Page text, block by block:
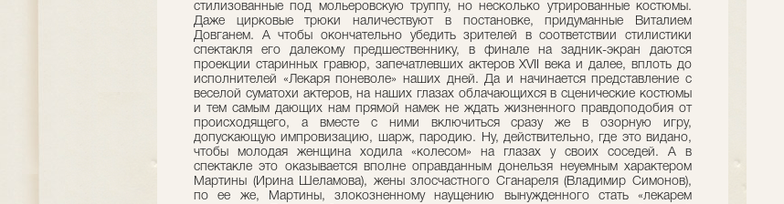
стилизованные под мольеровскую труппу, но несколько утрированные костюмы.
Даже цирковые трюки наличествуют в постановке, придуманные Виталием
Довганем. А чтобы окончательно убедить зрителей в соответствии стилистики
спектакля его далекому предшественнику, в финале на задник-экран даются
проекции старинных гравюр, запечатлевших актеров XVII века и далее, вплоть до
исполнителей «Лекаря поневоле» наших дней. Да и начинается представление с
веселой суматохи актеров, на наших глазах облачающихся в сценические костюмы
и тем самым дающих нам прямой намек не ждать жизненного правдоподобия от
происходящего, а вместе с ними включиться сразу же в озорную игру,
допускающую импровизацию, шарж, пародию. Ну, действительно, где это видано,
чтобы молодая женщина ходила «колесом» на глазах у своих соседей. А в
спектакле это оказывается вполне оправданным донельзя неуемным характером
Мартины (Ирина Шеламова), жены злосчастного Сганареля (Владимир Симонов),
по ее же, Мартины, злокозненному наущению вынужденного стать «лекарем